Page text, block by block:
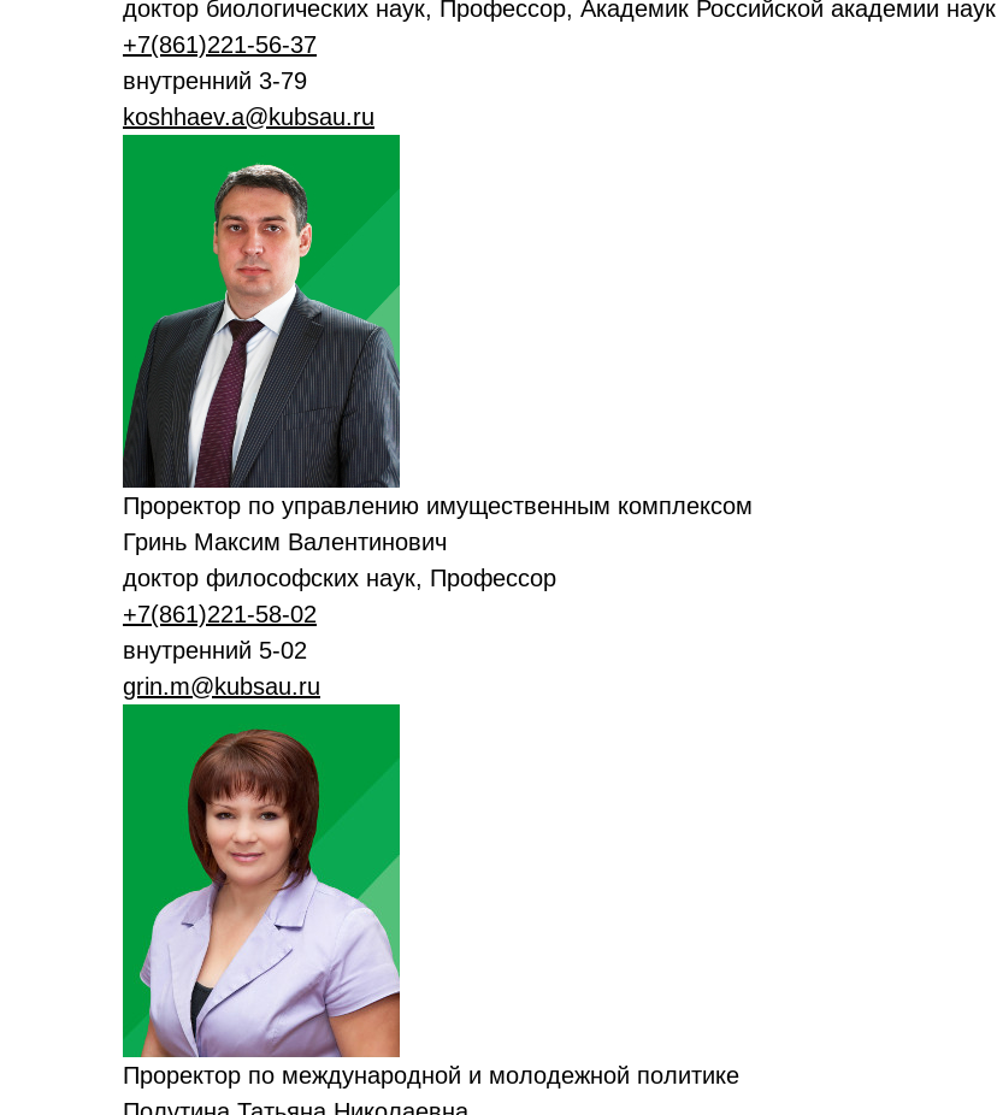
доктор биологических наук, Профессор, Академик Российской академии наук
+7(861)221-56-37
внутренний 3-79
koshhaev.a@kubsau.ru
Проректор по управлению имущественным комплексом
Гринь Максим Валентинович
доктор философских наук, Профессор
+7(861)221-58-02
внутренний 5-02
grin.m@kubsau.ru
Проректор по международной и молодежной политике